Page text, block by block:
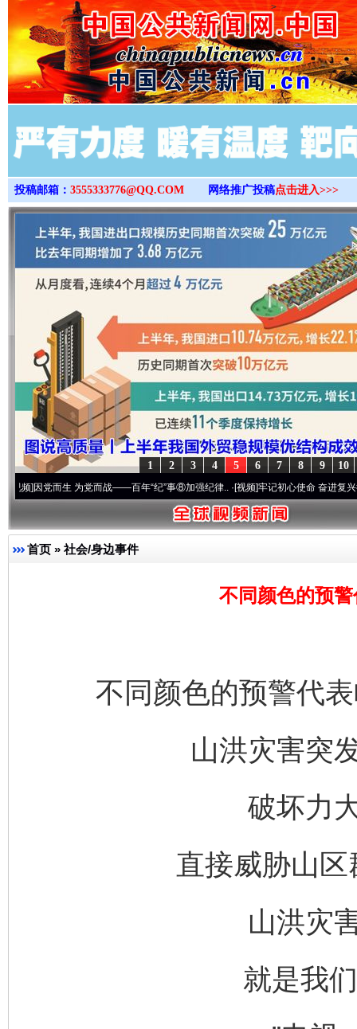
>
投稿邮箱： 3555333776@QQ.COM 网络推广投稿点击进入>>>
10
9
8
7
6
5
4
3
2
1
而战——百年“纪”事⑧加强纪律..·[视频]牢记初心使命 奋进复兴征程丨“转折之城”激
首页 » 社会/身边事件
不同颜色的预
不同颜色的预警代表
山洪灾害突
破坏力
直接威胁山
山洪灾
就是我